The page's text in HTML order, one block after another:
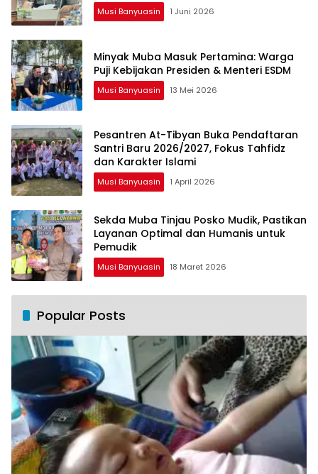
Musi Banyuasin 1 Juni 2026
Minyak Muba Masuk Pertamina: Warga
Puji Kebijakan Presiden & Menteri ESDM
Musi Banyuasin 13 Mei 2026
Pesantren At-Tibyan Buka Pendaftaran
Santri Baru 2026/2027, Fokus Tahfidz
dan Karakter Islami
Musi Banyuasin 1 April 2026
Sekda Muba Tinjau Posko Mudik, Pastikan
Layanan Optimal dan Humanis untuk
Pemudik
Musi Banyuasin 18 Maret 2026
Popular Posts